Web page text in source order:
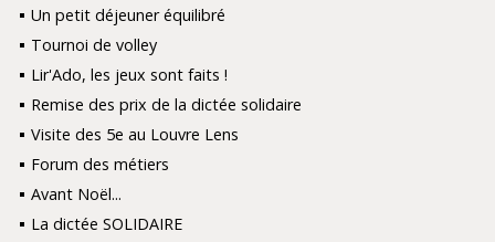
Un petit déjeuner équilibré
Tournoi de volley
Lir'Ado, les jeux sont faits !
Remise des prix de la dictée solidaire
Visite des 5e au Louvre Lens
Forum des métiers
Avant Noël...
La dictée SOLIDAIRE